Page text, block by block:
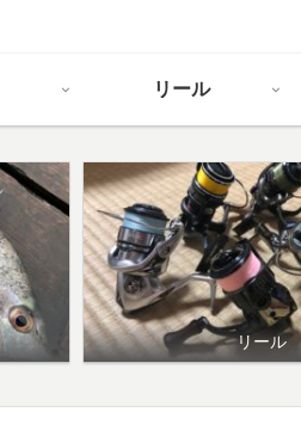
リール
リール